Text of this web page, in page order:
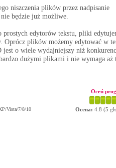
niszczenia plików przez nadpisanie
będzie już możliwe.
prostych edytorów tekstu, pliki
Oprócz plików możemy edytować w
jest o wiele wydajniejszy niż
dużymi plikami i nie wymaga aż
Vista/7/8/10
Oceń
Ocena: 4.8 (5